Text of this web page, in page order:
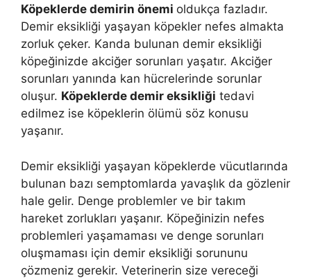
Köpeklerde demirin önemi oldukça fazladır.
Demir eksikliği yaşayan köpekler nefes almakta
zorluk çeker. Kanda bulunan demir eksikliği
köpeğinizde akciğer sorunları yaşatır. Akciğer
sorunları yanında kan hücrelerinde sorunlar
oluşur. Köpeklerde demir eksikliği tedavi
edilmez ise köpeklerin ölümü söz konusu
yaşanır.
Demir eksikliği yaşayan köpeklerde vücutlarında
bulunan bazı semptomlarda yavaşlık da gözlenir
hale gelir. Denge problemler ve bir takım
hareket zorlukları yaşanır. Köpeğinizin nefes
problemleri yaşamaması ve denge sorunları
oluşmaması için demir eksikliği sorununu
çözmeniz gerekir. Veterinerin size vereceği